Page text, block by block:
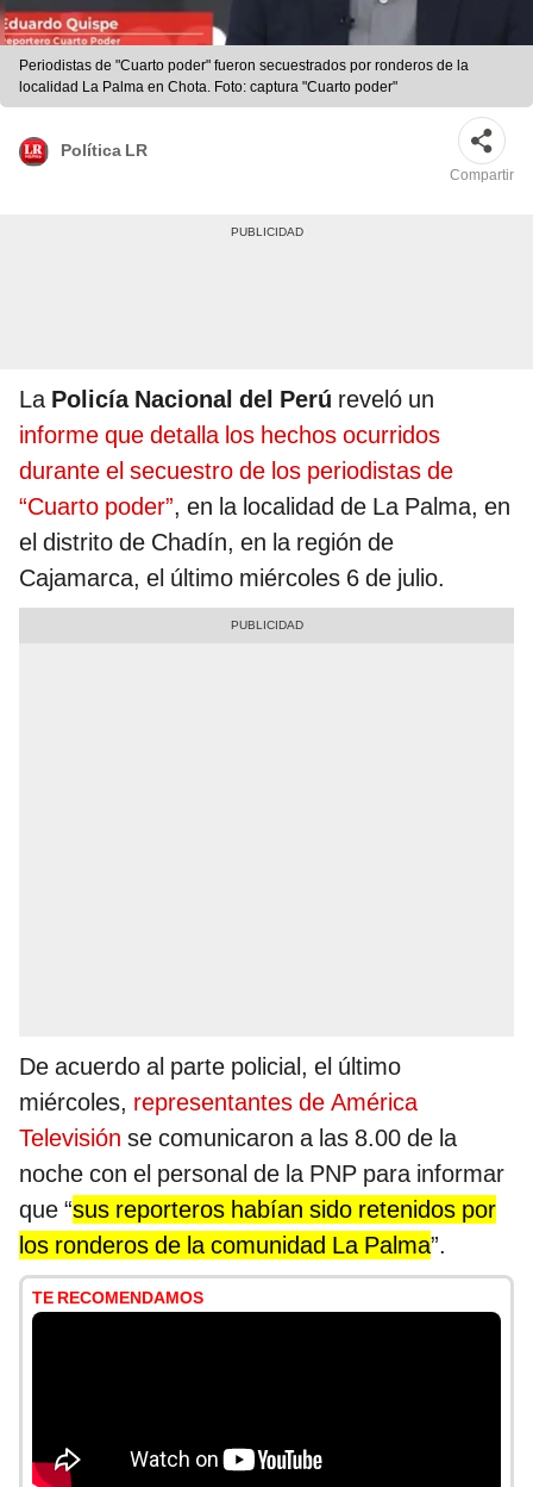
Periodistas de "Cuarto poder" fueron secuestrados por ronderos de la
localidad La Palma en Chota. Foto: captura "Cuarto poder"
Política LR
Compartir
La Policía Nacional del Perú reveló un
informe que detalla los hechos ocurridos
durante el secuestro de los periodistas de
“Cuarto poder”, en la localidad de La Palma, en
el distrito de Chadín, en la región de
Cajamarca, el último miércoles 6 de julio.
De acuerdo al parte policial, el último
miércoles, representantes de América
Televisión se comunicaron a las 8.00 de la
noche con el personal de la PNP para informar
que “sus reporteros habían sido retenidos por
los ronderos de la comunidad La Palma”.
TE RECOMENDAMOS